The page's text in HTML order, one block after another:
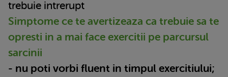
trebuie intrerupt
Simptome ce te avertizeaza ca trebuie sa te
opresti in a mai face exercitii pe parcursul
sarcinii
- nu poti vorbi fluent in timpul exercitiului;